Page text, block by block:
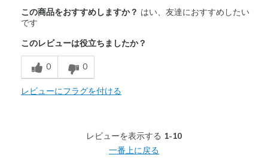
Sizing
Feels true to size
この商品をおすすめしますか？ はい、友達におすすめしたい
です
このレビューは役立ちましたか？
0 0
レビューにフラグを付ける
レビューを表示する 1-10
一番上に戻る